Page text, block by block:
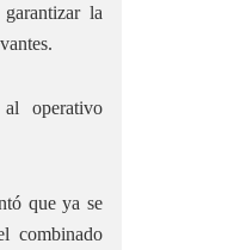
la
operativo
que ya se
combinado